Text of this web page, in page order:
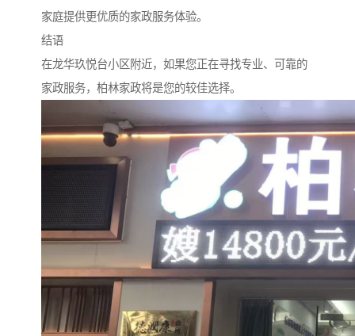
家庭提供更优质的家政服务体验。
结语
在龙华玖悦台小区附近，如果您正在寻找专业、可靠的
家政服务，柏林家政将是您的较佳选择。